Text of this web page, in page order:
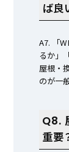
ば良
A7. 「
るか」
屋根・
のが一
Q8.
重要